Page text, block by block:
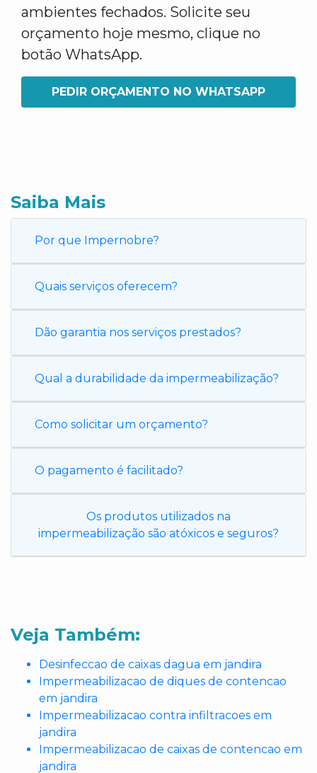
ambientes fechados. Solicite seu
orçamento hoje mesmo, clique no
botão WhatsApp.
PEDIR ORÇAMENTO NO WHATSAPP
Saiba Mais
Por que Impernobre?
Quais serviços oferecem?
Dão garantia nos serviços prestados?
Qual a durabilidade da impermeabilização?
Como solicitar um orçamento?
O pagamento é facilitado?
Os produtos utilizados na
impermeabilização são atóxicos e seguros?
Veja Também:
Desinfeccao de caixas dagua em jandira
Impermeabilizacao de diques de contencao
em jandira
Impermeabilizacao contra infiltracoes em
jandira
Impermeabilizacao de caixas de contencao em
jandira